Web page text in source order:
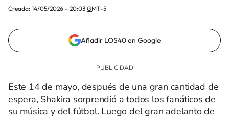
Creada: 14/05/2026 - 20:03 GMT-5
Añadir LOS40 en Google
Este 14 de mayo, después de una gran cantidad de
espera, Shakira sorprendió a todos los fanáticos de
su música y del fútbol. Luego del gran adelanto de